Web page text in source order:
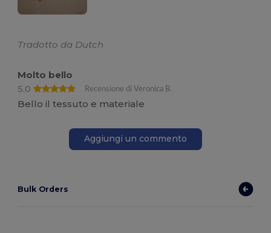
Tradotto da Dutch
Molto bello
5.0
Recensione di Veronica B.
Bello il tessuto e materiale
Aggiungi un commento
Bulk Orders